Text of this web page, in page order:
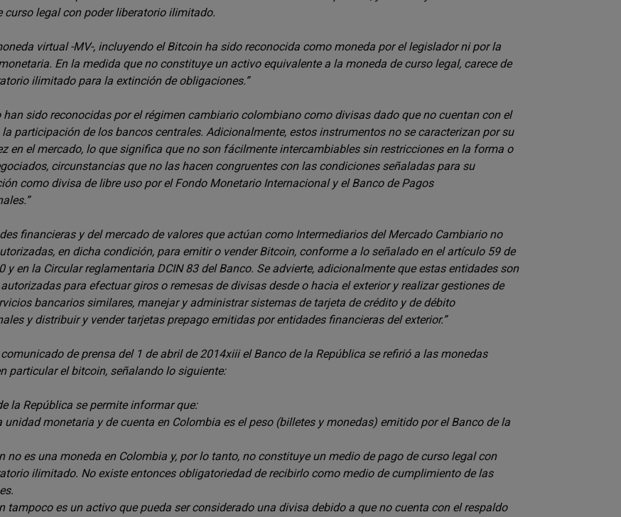
curso legal con poder liberatorio ilimitado.
virtual -MV-, incluyendo el Bitcoin ha sido reconocida como moneda por el legislador ni por la
En la medida que no constituye un activo equivalente a la moneda de curso legal, carece de
ilimitado para la extinción de obligaciones.”
han sido reconocidas por el régimen cambiario colombiano como divisas dado que no cuentan con el
participación de los bancos centrales. Adicionalmente, estos instrumentos no se caracterizan por su
en el mercado, lo que significa que no son fácilmente intercambiables sin restricciones en la forma o
circunstancias que no las hacen congruentes con las condiciones señaladas para su
como divisa de libre uso por el Fondo Monetario Internacional y el Banco de Pagos
financieras y del mercado de valores que actúan como Intermediarios del Mercado Cambiario no
en dicha condición, para emitir o vender Bitcoin, conforme a lo señalado en el artículo 59 de
y en la Circular reglamentaria DCIN 83 del Banco. Se advierte, adicionalmente que estas entidades son
para efectuar giros o remesas de divisas desde o hacia el exterior y realizar gestiones de
bancarios similares, manejar y administrar sistemas de tarjeta de crédito y de débito
y distribuir y vender tarjetas prepago emitidas por entidades financieras del exterior.”
comunicado de prensa del 1 de abril de 2014xiii el Banco de la República se refirió a las monedas
particular el bitcoin, señalando lo siguiente:
la República se permite informar que:
unidad monetaria y de cuenta en Colombia es el peso (billetes y monedas) emitido por el Banco de la
no es una moneda en Colombia y, por lo tanto, no constituye un medio de pago de curso legal con
ilimitado. No existe entonces obligatoriedad de recibirlo como medio de cumplimiento de las
tampoco es un activo que pueda ser considerado una divisa debido a que no cuenta con el respaldo